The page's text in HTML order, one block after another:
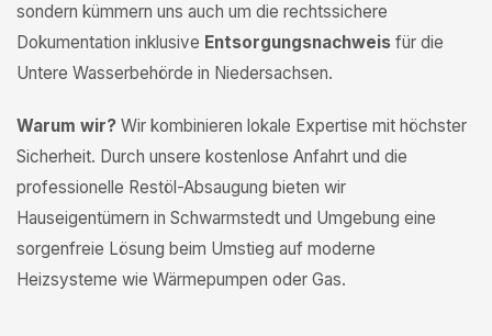
sondern kümmern uns auch um die rechtssichere
Dokumentation inklusive Entsorgungsnachweis für die
Untere Wasserbehörde in Niedersachsen.
Warum wir? Wir kombinieren lokale Expertise mit höchster
Sicherheit. Durch unsere kostenlose Anfahrt und die
professionelle Restöl-Absaugung bieten wir
Hauseigentümern in Schwarmstedt und Umgebung eine
sorgenfreie Lösung beim Umstieg auf moderne
Heizsysteme wie Wärmepumpen oder Gas.